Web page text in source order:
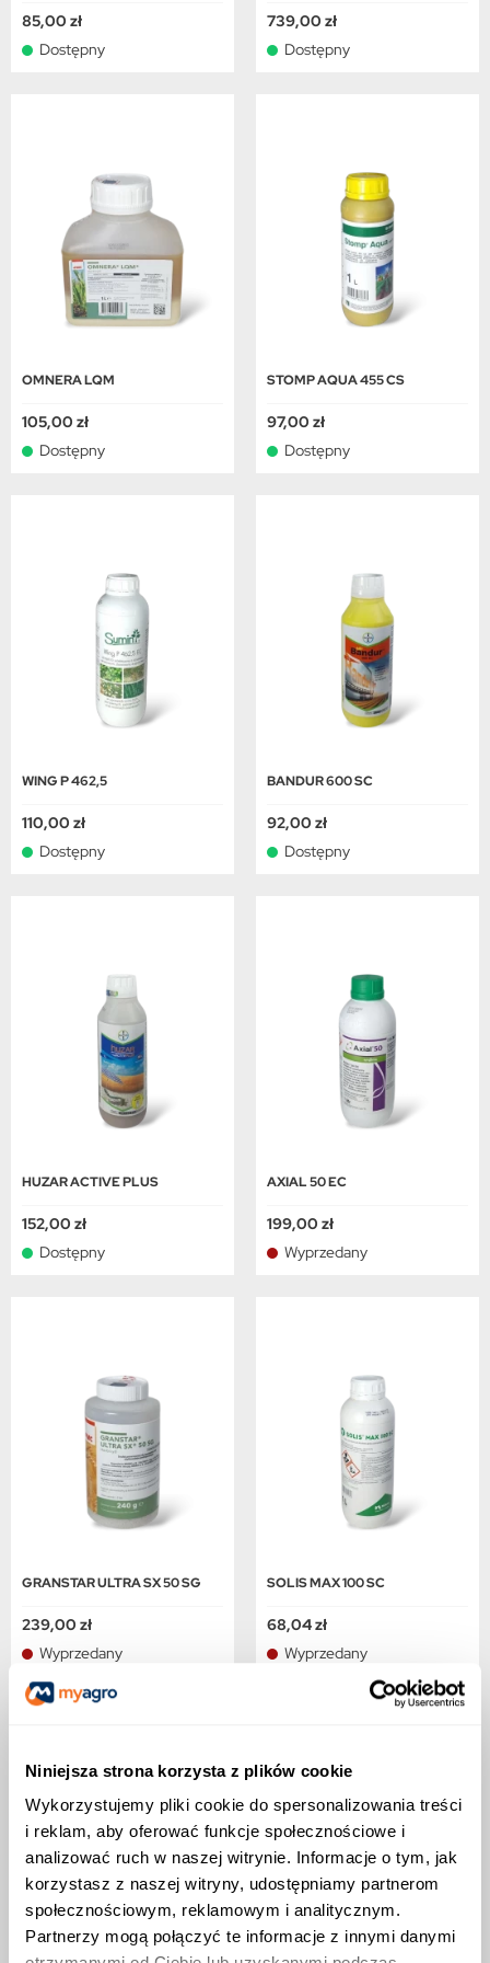
Niniejsza strona korzysta z plików cookie
Wykorzystujemy pliki cookie do spersonalizowania treści
i reklam, aby oferować funkcje społecznościowe i
analizować ruch w naszej witrynie. Informacje o tym, jak
korzystasz z naszej witryny, udostępniamy partnerom
społecznościowym, reklamowym i analitycznym.
Partnerzy mogą połączyć te informacje z innymi danymi
85,00 zł
Dostępny
739,00 zł
Dostępny
OMNERA LQM
105,00 zł
Dostępny
STOMP AQUA 455 CS
97,00 zł
Dostępny
WING P 462,5
110,00 zł
Dostępny
BANDUR 600 SC
92,00 zł
Dostępny
HUZAR ACTIVE PLUS
152,00 zł
Dostępny
AXIAL 50 EC
199,00 zł
Wyprzedany
GRANSTAR ULTRA SX 50 SG
239,00 zł
Wyprzedany
SOLIS MAX 100 SC
68,04 zł
Wyprzedany